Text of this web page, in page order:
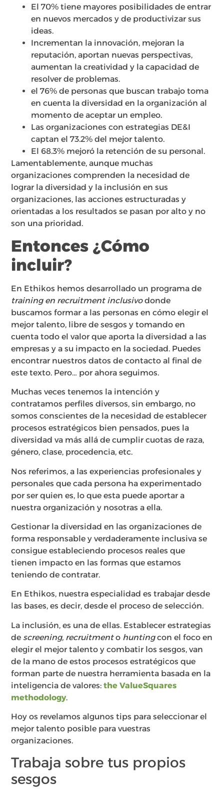
El 70% tiene mayores posibilidades de entrar
en nuevos mercados y de productivizar sus
ideas.
Incrementan la innovación, mejoran la
reputación, aportan nuevas perspectivas,
aumentan la creatividad y la capacidad de
resolver de problemas.
el 76% de personas que buscan trabajo toma
en cuenta la diversidad en la organización al
momento de aceptar un empleo.
Las organizaciones con estrategias DE&I
captan el 73.2% del mejor talento.
El 68.3% mejoró la retención de su personal.
Lamentablemente, aunque muchas
organizaciones comprenden la necesidad de
lograr la diversidad y la inclusión en sus
organizaciones, las acciones estructuradas y
orientadas a los resultados se pasan por alto y no
son una prioridad.
Entonces ¿Cómo
incluir?
En Ethikos hemos desarrollado un programa de
training en recruitment inclusivodonde
buscamos formar a las personas en cómo elegir el
mejor talento, libre de sesgos y tomando en
cuenta todo el valor que aporta la diversidad a las
empresas y a su impacto en la sociedad. Puedes
encontrar nuestros datos de contacto al final de
este texto. Pero… por ahora seguimos.
Muchas veces tenemos la intención y
contratamos perfiles diversos, sin embargo, no
somos conscientes de la necesidad de establecer
procesos estratégicos bien pensados, pues la
diversidad va más allá de cumplir cuotas de raza,
género, clase, procedencia, etc.
Nos referimos, a las experiencias profesionales y
personales que cada persona ha experimentado
por ser quien es, lo que esta puede aportar a
nuestra organización y nosotras a ella.
Gestionar la diversidad en las organizaciones de
forma responsable y verdaderamente inclusiva se
consigue estableciendo procesos reales que
tienen impacto en las formas que estamos
teniendo de contratar.
En Ethikos, nuestra especialidad es trabajar desde
las bases, es decir, desde el proceso de selección.
La inclusión, es una de ellas. Establecer estrategias
de screening, recruitmento huntingcon el foco en
elegir el mejor talento y combatir los sesgos, van
de la mano de estos procesos estratégicos que
forman parte de nuestra herramienta basada en la
inteligencia de valores:the ValueSquares
methodology.
Hoy os revelamos algunos tips para seleccionar el
mejor talento posible para vuestras
organizaciones.
Trabaja sobre tus propios
sesgos